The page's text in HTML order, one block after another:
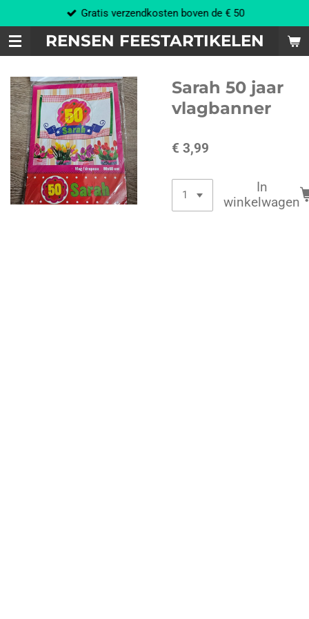
direct
naar
de
hoofdinhoud
RENSEN FEESTARTIKELEN
Gratis verzendkosten boven de € 50
Sarah 50 jaar
vlagbanner
€ 3,99
In
winkelwagen